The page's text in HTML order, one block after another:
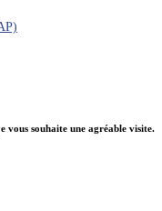
vous souhaite une agréable visite.